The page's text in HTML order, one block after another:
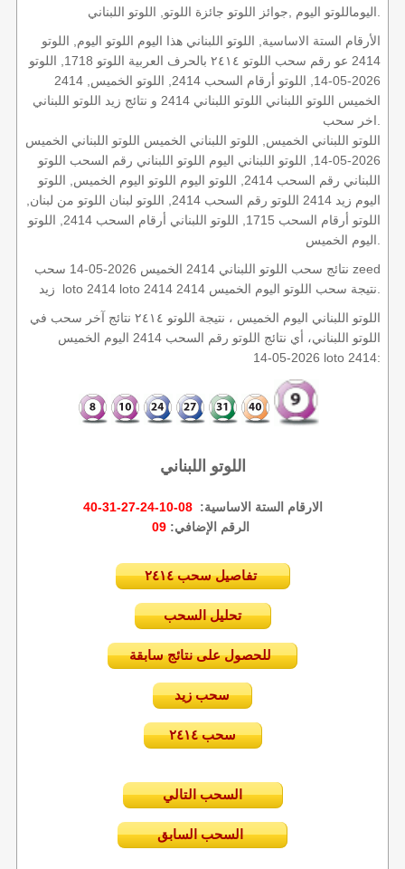
الأرقام الستة الاساسية, اللوتو اللبناني هذا اليوم اللوتو اليوم, اللوتو
2414 عو رقم سحب اللوتو ٢٤١٤ بالحرف العربية اللوتو 1718, اللوتو
2026-05-14, اللوتو أرقام السحب 2414, اللوتو الخميس, 2414
الخميس اللوتو اللبناني اللوتو اللبناني 2414 و نتائج زيد اللوتو اللبناني
اللوتو اللبناني الخميس, اللوتو اللبناني الخميس اللوتو اللبناني الخميس
2026-05-14, اللوتو اللبناني اليوم اللوتو اللبناني رقم السحب اللوتو
اللبناني رقم السحب 2414, اللوتو اليوم اللوتو اليوم الخميس, اللوتو
اليوم زيد 2414 اللوتو رقم السحب 2414, اللوتو لبنان اللوتو من لبنان,
اللوتو أرقام السحب 1715, اللوتو اللبناني أرقام السحب 2414, اللوتو
نتائج سحب اللوتو اللبناني 2414 الخميس 2026-05-14 سحب zeed
اللوتو اللبناني اليوم الخميس ، نتيجة اللوتو ٢٤١٤ نتائج آخر سحب في
اللوتو اللبناني، أي نتائج اللوتو رقم السحب 2414 اليوم الخميس
2026-05-14 loto 2414:
اللوتو اللبناني
الارقام الستة الاساسية: 08-10-24-27-31-40
الرقم الإضافي:
تفاصيل سحب ٢٤١٤
تحليل السحب
للحصول على نتائج سابقة
سحب زيد
سحب ٢٤١٤
السحب التالي
السحب السابق